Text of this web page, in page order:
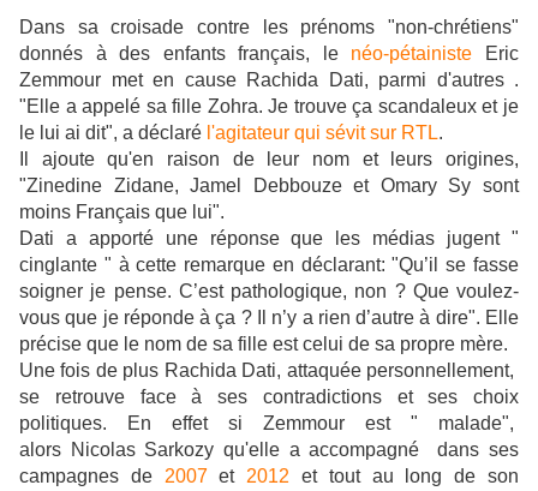
Dans sa croisade contre les prénoms "non-chrétiens"
donnés à des enfants français, le néo-pétainiste Eric
Zemmour met en cause Rachida Dati, parmi d'autres .
"Elle a appelé sa fille Zohra. Je trouve ça scandaleux et je
le lui ai dit", a déclaré l'agitateur qui sévit sur RTL.
Il ajoute qu'en raison de leur nom et leurs origines,
"Zinedine Zidane, Jamel Debbouze et Omary Sy sont
moins Français que lui".
Dati a apporté une réponse que les médias jugent "
cinglante " à cette remarque en déclarant: "Qu’il se fasse
soigner je pense. C’est pathologique, non ? Que voulez-
vous que je réponde à ça ? Il n’y a rien d’autre à dire". Elle
précise que le nom de sa fille est celui de sa propre mère.
Une fois de plus Rachida Dati, attaquée personnellement,
se retrouve face à ses contradictions et ses choix
politiques. En effet si Zemmour est " malade",
alors Nicolas Sarkozy qu'elle a accompagné dans ses
campagnes de 2007et 2012 et tout au long de son